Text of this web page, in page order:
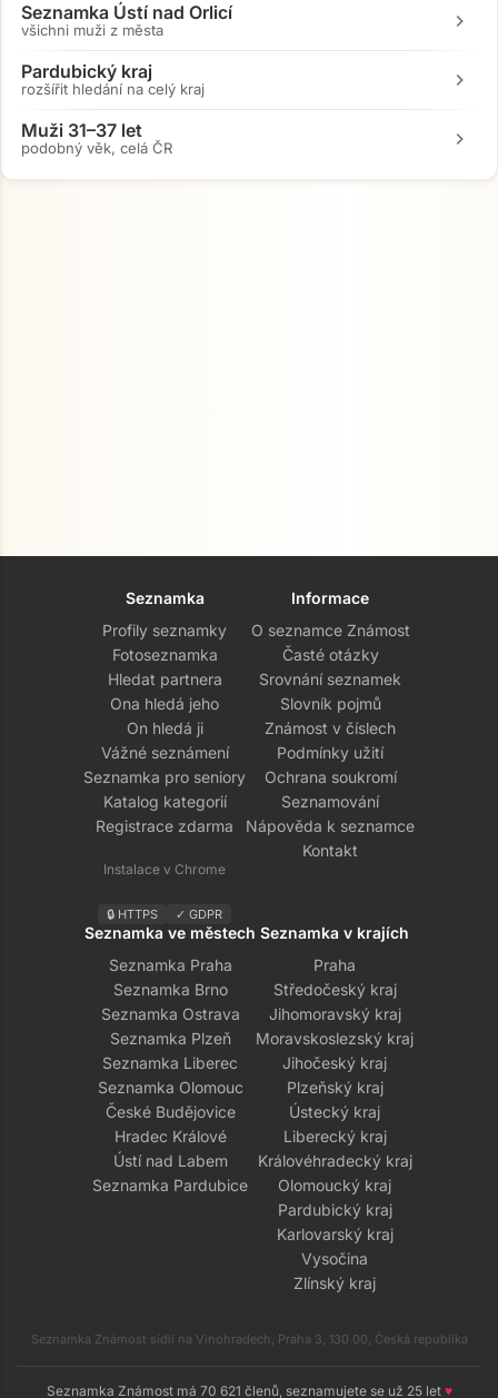
Seznamka Ústí nad Orlicí
všichni muži z města chevron_right
Pardubický kraj
rozšířit hledání na celý kraj chevron_right
Muži 31–37 let
podobný věk, celá ČR chevron_right
Seznamka
Profily seznamky
Fotoseznamka
Hledat partnera
Ona hledá jeho
On hledá ji
Vážné seznámení
Seznamka pro seniory
Katalog kategorií
Registrace zdarma
Instalace v Chrome
🔒 HTTPS ✓ GDPR
Informace
O seznamce Známost
Časté otázky
Srovnání seznamek
Slovník pojmů
Známost v číslech
Podmínky užití
Ochrana soukromí
Seznamování
Nápověda k seznamce
Kontakt
Seznamka ve městech
Seznamka Praha
Seznamka Brno
Seznamka Ostrava
Seznamka Plzeň
Seznamka Liberec
Seznamka Olomouc
České Budějovice
Hradec Králové
Ústí nad Labem
Seznamka Pardubice
Seznamka v krajích
Praha
Středočeský kraj
Jihomoravský kraj
Moravskoslezský kraj
Jihočeský kraj
Plzeňský kraj
Ústecký kraj
Liberecký kraj
Královéhradecký kraj
Olomoucký kraj
Pardubický kraj
Karlovarský kraj
Vysočina
Zlínský kraj
Seznamka Známost sídlí na Vinohradech, Praha 3, 130 00, Česká republika
Seznamka Známost má 70 621 členů, seznamujete se už 25 let ♥